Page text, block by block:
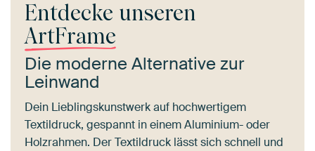
Entdecke unseren
ArtFrame
Die moderne Alternative zur
Leinwand
Dein Lieblingskunstwerk auf hochwertigem
Textildruck, gespannt in einem Aluminium- oder
Holzrahmen. Der Textildruck lässt sich schnell und